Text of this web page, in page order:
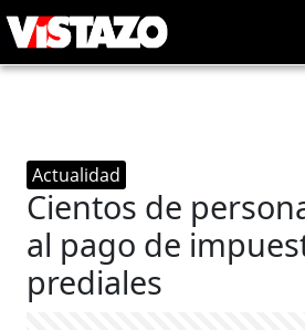
Actualidad
Cientos de
al pago de
prediales